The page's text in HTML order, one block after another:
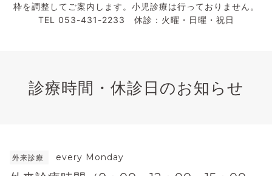
枠を調整してご案内します。小児診療は行っておりません。
TEL 053-431-2233 休診：火曜・日曜・祝日
診療時間・休診日のお知らせ
外来診療 every Monday